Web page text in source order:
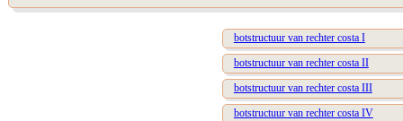
botstructuur van rechter costa I
botstructuur van rechter costa II
botstructuur van rechter costa III
botstructuur van rechter costa IV